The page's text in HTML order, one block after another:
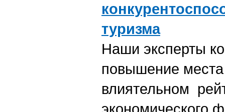
туризма
Наши эксперты
повышение
влиятельном